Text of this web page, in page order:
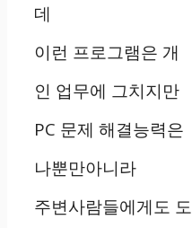
데
이런 프로그램은 개
인 업무에 그치지만
PC 문제 해결능력은
나뿐만아니라
주변사람들에게도 도